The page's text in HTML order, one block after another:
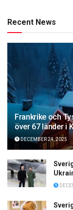
Recent News
Frankrike och
över 67 länder i
DECEMBER 24, 2025